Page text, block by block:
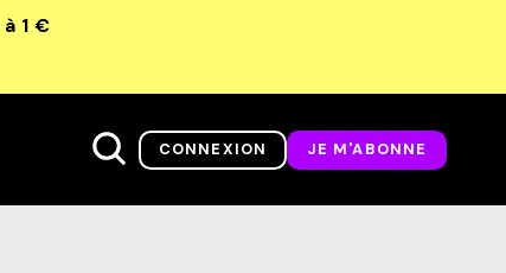
à 1 €
CONNEXION JE M'ABONNE